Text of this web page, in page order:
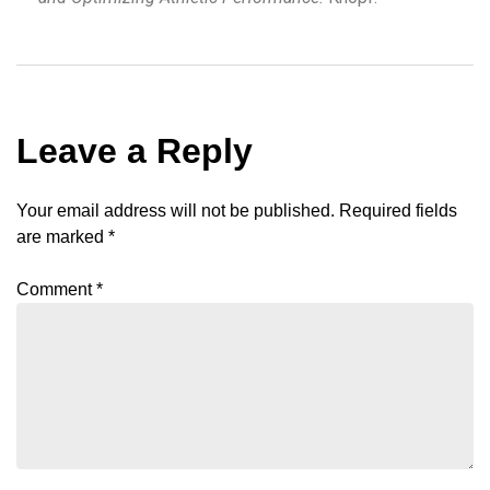
Leave a Reply
Your email address will not be published. Required fields
are marked *
Comment*